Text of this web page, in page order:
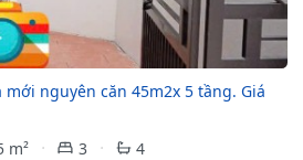
nguyên căn 45m2x 5 tầng. Giá
m² 3
4